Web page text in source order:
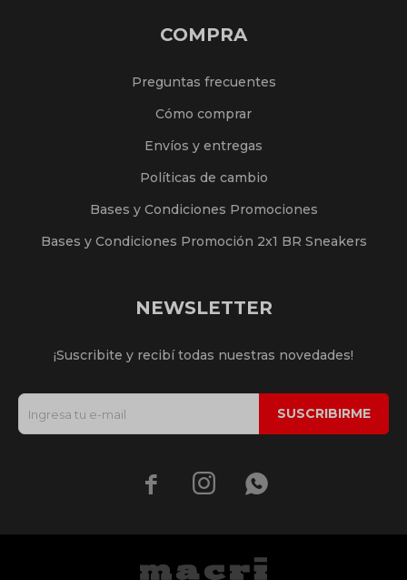
COMPRA
Preguntas frecuentes
Cómo comprar
Envíos y entregas
Políticas de cambio
Bases y Condiciones Promociones
Bases y Condiciones Promoción 2x1 BR Sneakers
NEWSLETTER
¡Suscribite y recibí todas nuestras novedades!
SUSCRIBIRME
  